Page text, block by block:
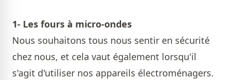
1- Les fours à micro-ondes
Nous souhaitons tous nous sentir en sécurité
chez nous, et cela vaut également lorsqu'il
s'agit d'utiliser nos appareils électroménagers.